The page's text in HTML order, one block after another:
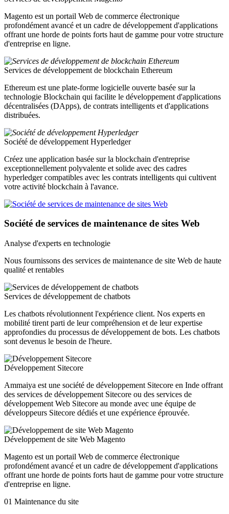
Magento est un portail Web de commerce électronique
profondément avancé et un cadre de développement d'applications
offrant une horde de points forts haut de gamme pour votre structure
d'entreprise en ligne.
Services de développement de blockchain Ethereum
Ethereum est une plate-forme logicielle ouverte basée sur la
technologie Blockchain qui facilite le développement d'applications
décentralisées (DApps), de contrats intelligents et d'applications
distribuées.
Société de développement Hyperledger
Créez une application basée sur la blockchain d'entreprise
exceptionnellement polyvalente et solide avec des cadres
hyperledger compatibles avec les contrats intelligents qui cultivent
votre activité blockchain à l'avance.
Société de services de maintenance de sites Web
Analyse d'experts en technologie
Nous fournissons des services de maintenance de site Web de haute
qualité et rentables
Services de développement de chatbots
Les chatbots révolutionnent l'expérience client. Nos experts en
mobilité tirent parti de leur compréhension et de leur expertise
approfondies du processus de développement de bots. Les chatbots
sont devenus le besoin de l'heure.
Développement Sitecore
Ammaiya est une société de développement Sitecore en Inde offrant
des services de développement Sitecore ou des services de
développement Web Sitecore au monde avec une équipe de
développeurs Sitecore dédiés et une expérience éprouvée.
Développement de site Web Magento
Magento est un portail Web de commerce électronique
profondément avancé et un cadre de développement d'applications
offrant une horde de points forts haut de gamme pour votre structure
d'entreprise en ligne.
01 Maintenance du site